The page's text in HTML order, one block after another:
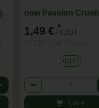
Mugi Miso (Vegane Sojapaste) now Passion Crush
1,49 € *
/ 0,33 l
0,33 l
Anzahl
1,49 €